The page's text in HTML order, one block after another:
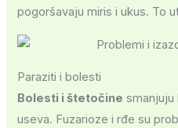
pogoršavaju miris i ukus. To
Paraziti i bolesti
Bolesti i štetočine
useva. Fuzarioze i rđe su